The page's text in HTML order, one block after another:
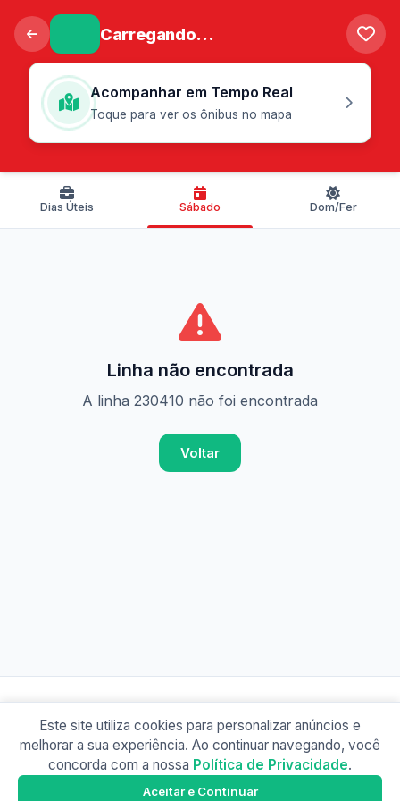
Carregando...
Acompanhar em Tempo Real
Toque para ver os ônibus no mapa
Dias Úteis Sábado Dom/Fer
Linha não encontrada
A linha 230410 não foi encontrada
Voltar
© 2026 Busão BR
Sobre Contato Política de Privacidade
Este site utiliza cookies para personalizar anúncios e
melhorar a sua experiência. Ao continuar navegando, você
concorda com a nossa Política de Privacidade.
Aceitar e Continuar